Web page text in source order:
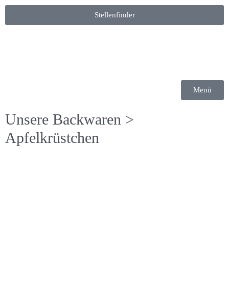
Stellenfinder
Menü
Unsere Backwaren >
Apfelkrüstchen